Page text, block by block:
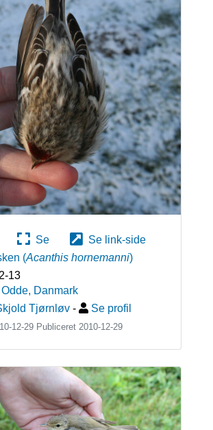
Se
Se link-side
(Acanthis hornemanni)
13
, Danmark
Tjørnløv - Se profil
12-29 Publiceret 2010-12-29